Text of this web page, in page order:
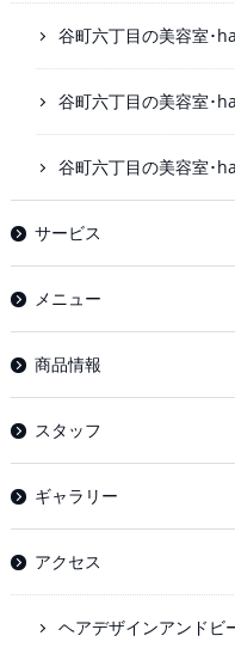
谷町六丁目の美容室･
谷町六丁目の美容室･
谷町六丁目の美容室･
サービス
メニュー
商品情報
スタッフ
ギャラリー
アクセス
ヘアデザインアンドビ